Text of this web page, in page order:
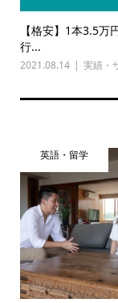
【格安】1本3.5
行...
2021.08.14 実績・
英語・留学